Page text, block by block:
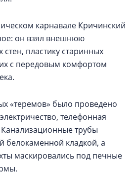
карнавале Кричинский
он взял внешнюю
стен, пластику старинных
с передовым комфортом
«теремов» было проведено
телефонная
трубы
белокаменной кладкой, а
маскировались под печные